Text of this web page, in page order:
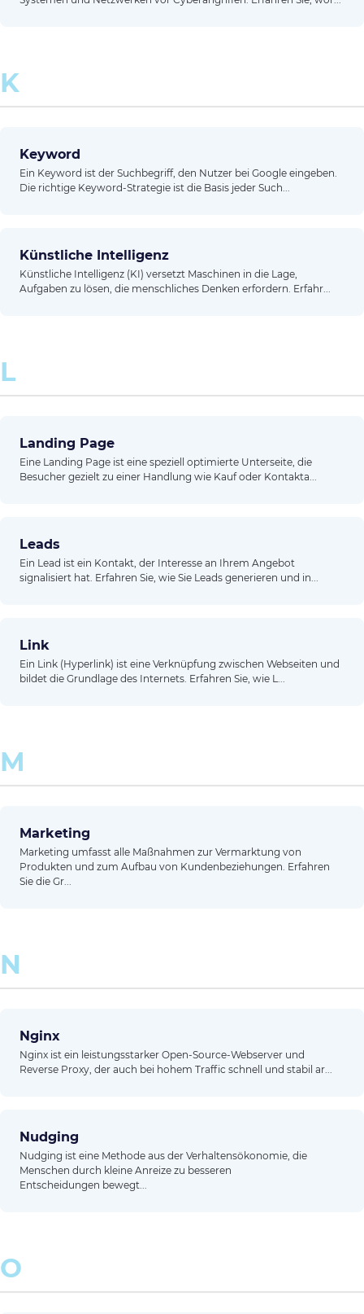
K
Keyword
Ein Keyword ist der Suchbegriff, den Nutzer bei Google eingeben.
Die richtige Keyword-Strategie ist die Basis jeder Such...
Künstliche Intelligenz
Künstliche Intelligenz (KI) versetzt Maschinen in die Lage,
Aufgaben zu lösen, die menschliches Denken erfordern. Erfahr...
L
Landing Page
Eine Landing Page ist eine speziell optimierte Unterseite, die
Besucher gezielt zu einer Handlung wie Kauf oder Kontakta...
Leads
Ein Lead ist ein Kontakt, der Interesse an Ihrem Angebot
signalisiert hat. Erfahren Sie, wie Sie Leads generieren und in...
Link
Ein Link (Hyperlink) ist eine Verknüpfung zwischen Webseiten und
bildet die Grundlage des Internets. Erfahren Sie, wie L...
M
Marketing
Marketing umfasst alle Maßnahmen zur Vermarktung von
Produkten und zum Aufbau von Kundenbeziehungen. Erfahren
Sie die Gr...
N
Nginx
Nginx ist ein leistungsstarker Open-Source-Webserver und
Reverse Proxy, der auch bei hohem Traffic schnell und stabil ar...
Nudging
Nudging ist eine Methode aus der Verhaltensökonomie, die
Menschen durch kleine Anreize zu besseren
Entscheidungen bewegt...
O